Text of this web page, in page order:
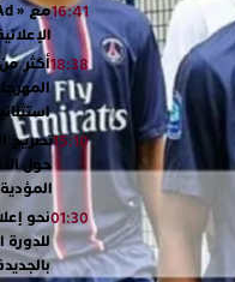
16:41
18:38
15:10تصريح
حول
01:30نحو
للدورة